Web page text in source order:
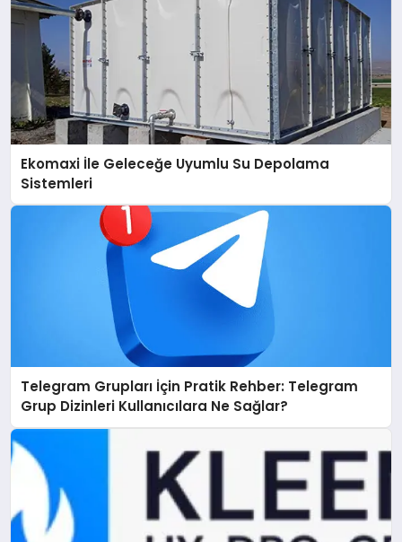
Ekomaxi İle Geleceğe Uyumlu Su Depolama
Sistemleri
Telegram Grupları İçin Pratik Rehber: Telegram
Grup Dizinleri Kullanıcılara Ne Sağlar?